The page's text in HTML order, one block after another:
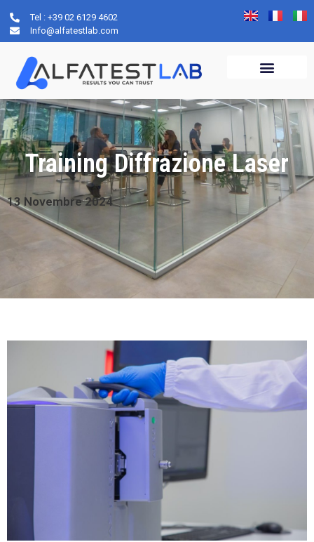
Tel : +39 02 6129 4602
Info@alfatestlab.com
Training Diffrazione Laser
13 Novembre 2024